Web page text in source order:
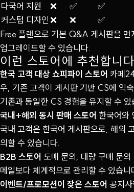
다국어 지원 ❌ ✅
✅
커스텀 디자인❌ ❌
✅
Free 플랜으로 기본 Q&A 게시판을 먼
업그레이드할 수 있습니다.
이런 스토어에 추천합니다
한국 고객 대상 쇼피파이 스토어 카페
우, 기존 고객이 게시판 기반 CS에 익
기존과 동일한 CS 경험을 유지할 수 있
국내+해외 동시 판매 스토어 한국어와
국내 고객은 한국어 게시판으로, 해외
의할 수 있습니다.
B2B 스토어 도매 문의, 대량 구매 문의
메일보다 체계적으로 관리할 수 있습니
이벤트/프로모션이 잦은 스토어 공지